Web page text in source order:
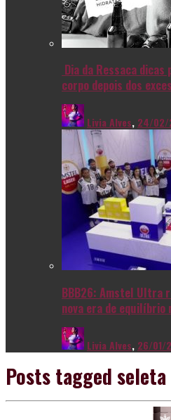
Dia da Ressaca
corpo depois dos
Livia Alves, 24/02/
BBB26: Amstel Ultra
nova era de equilíbrio
Livia Alves, 26/01/
Posts tagged